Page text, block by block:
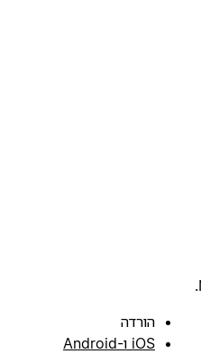
הורדה
iOS ו-Android